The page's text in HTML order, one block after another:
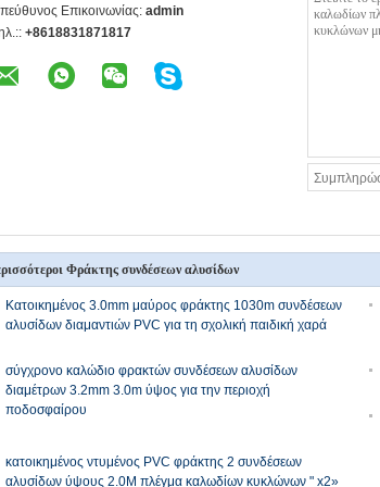
Επικοινωνίας: admin
+8618831871817
Φράκτης συνδέσεων αλυσίδων
Κατοικημένος 3.0mm μαύρος φράκτης 1030m συνδέσεων
αλυσίδων διαμαντιών PVC για τη σχολική παιδική χαρά
σύγχρονο καλώδιο φρακτών συνδέσεων αλυσίδων
διαμέτρων 3.2mm 3.0m ύψος για την περιοχή
ποδοσφαίρου
κατοικημένος ντυμένος PVC φράκτης 2 συνδέσεων
αλυσίδων ύψους 2.0M πλέγμα καλωδίων κυκλώνων " x2»